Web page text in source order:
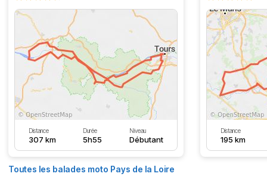
Distance
307 km
Durée
5h55
Niveau
Débutant
Distance
195 km
Toutes les balades moto Pays de la Loire